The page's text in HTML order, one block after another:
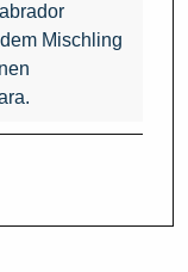
Mischling